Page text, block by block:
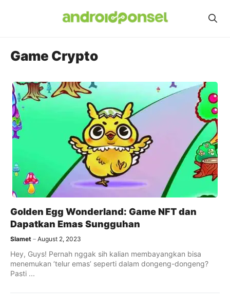
Game Crypto
Golden Egg Wonderland: Game NFT dan
Dapatkan Emas Sungguhan
Slamet August 2, 2023
Hey, Guys! Pernah nggak sih kalian membayangkan bisa
menemukan ‘telur emas’ seperti dalam dongeng-dongeng?
Pasti ...